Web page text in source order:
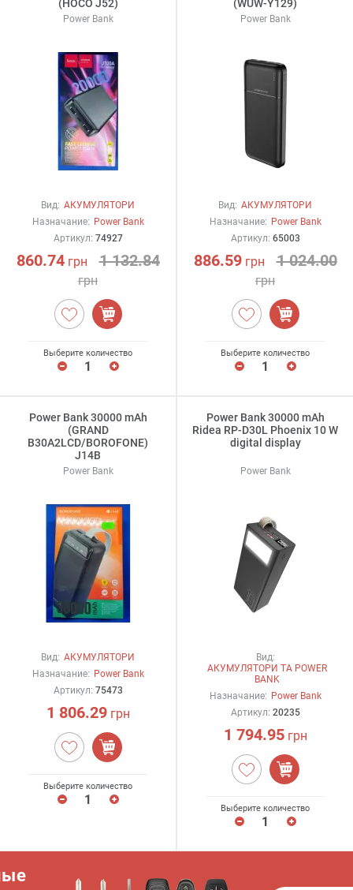
(HOCO J52)
Power Bank
Вид: АКУМУЛЯТОРИ
Назначание: Power Bank
Артикул: 74927
860.74грн 1 132.84
грн
Выберите количество
(WUW-Y129)
Power Bank
Вид: АКУМУЛЯТОРИ
Назначание: Power Bank
Артикул: 65003
886.59грн 1 024.00
грн
Выберите количество
Power Bank 30000 mAh
(GRAND
B30A2LCD/BOROFONE)
J14B
Power Bank
Вид: АКУМУЛЯТОРИ
Назначание: Power Bank
Артикул: 75473
1 806.29грн
Выберите количество
Power Bank 30000 mAh
Ridea RP-D30L Phoenix 10 W
digital display
Power Bank
Вид:
АКУМУЛЯТОРИ ТА POWER
BANK
Назначание: Power Bank
Артикул: 20235
1 794.95грн
Выберите количество